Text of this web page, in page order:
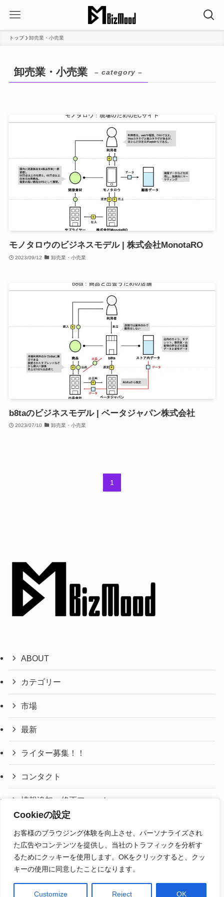
Cookieの設定
お客様のブラウジング体験を向上させ、パーソナライズされ
た広告やコンテンツを提供し、当社のトラフィックを分析す
るためにクッキーを使用します。OKをクリックすると、クッ
キーの使用に同意したことになります。
Customize Reject OK
トップ 卸売業・小売業
卸売業・小売業 – category –
モノタロウのビジネスモデル | 株式会社MonotaRO
2023/09/12 卸売業・小売業
b8taのビジネスモデル | ベータジャパン株式会社
2023/07/10 卸売業・小売業
1
ABOUT
カテゴリー
市場
最新
ライター募集！！
コンタクト
情報追加・修正フォーム
プライバシーポリシー